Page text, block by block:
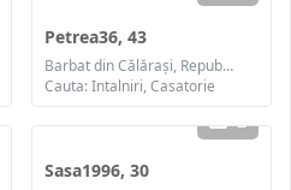
Petrea36, 43
Barbat din Călăraşi, Republica Moldova
Cauta: Intalniri, Casatorie
2
Sasa1996, 30